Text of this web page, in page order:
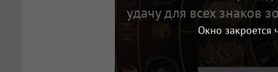
удачу для всех знаков
Окно закроется